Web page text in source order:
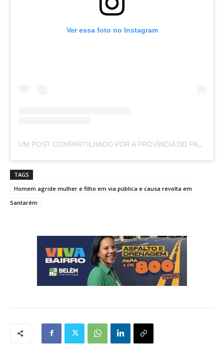
Ver essa foto no Instagram
UM POST COMPARTILHADO POR A PROVÍNCIA DO PARÁ (@APROVINCIADOPARA)
TAGS
Homem agride mulher e filho em via pública e causa revolta em
Santarém